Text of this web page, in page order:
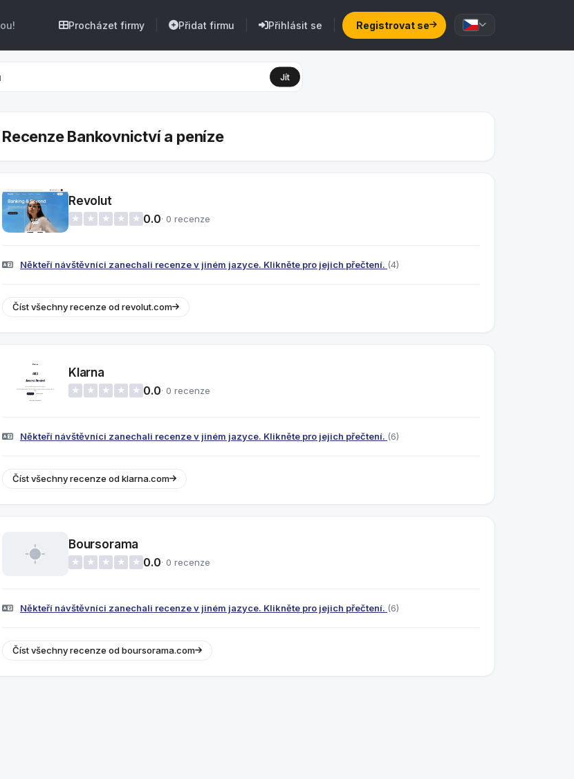
Procházet firmy Přidat firmu Přihlásit se Registrovat se
Jít
Recenze Bankovnictví a peníze
Revolut
★ ★ ★ ★ ★ 0.0· 0 recenze
Někteří návštěvníci zanechali recenze v jiném jazyce. Klikněte pro jejich přečtení. (4)
Číst všechny recenze od revolut.com
Klarna
★ ★ ★ ★ ★ 0.0· 0 recenze
Někteří návštěvníci zanechali recenze v jiném jazyce. Klikněte pro jejich přečtení. (6)
Číst všechny recenze od klarna.com
Boursorama
★ ★ ★ ★ ★ 0.0· 0 recenze
Někteří návštěvníci zanechali recenze v jiném jazyce. Klikněte pro jejich přečtení. (6)
Číst všechny recenze od boursorama.com